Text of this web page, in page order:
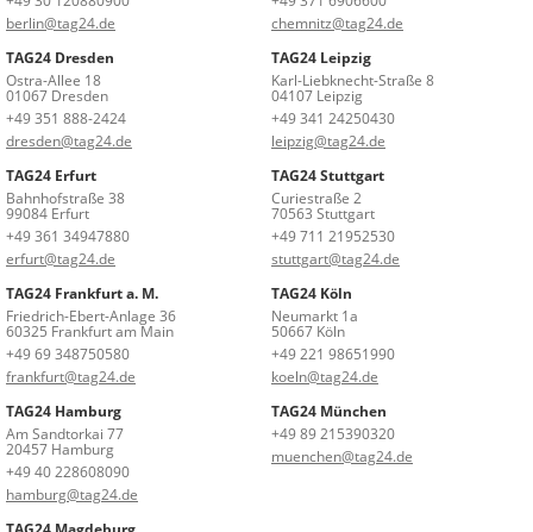
berlin@tag24.de
chemnitz@tag24.de
TAG24 Dresden
Ostra-Allee 18
01067 Dresden
+49 351 888-2424
dresden@tag24.de
TAG24 Leipzig
Karl-Liebknecht-Straße 8
04107 Leipzig
+49 341 24250430
leipzig@tag24.de
TAG24 Erfurt
Bahnhofstraße 38
99084 Erfurt
+49 361 34947880
erfurt@tag24.de
TAG24 Stuttgart
Curiestraße 2
70563 Stuttgart
+49 711 21952530
stuttgart@tag24.de
TAG24 Frankfurt a. M.
Friedrich-Ebert-Anlage 36
60325 Frankfurt am Main
+49 69 348750580
frankfurt@tag24.de
TAG24 Köln
Neumarkt 1a
50667 Köln
+49 221 98651990
koeln@tag24.de
TAG24 Hamburg
Am Sandtorkai 77
20457 Hamburg
+49 40 228608090
hamburg@tag24.de
TAG24 München
+49 89 215390320
muenchen@tag24.de